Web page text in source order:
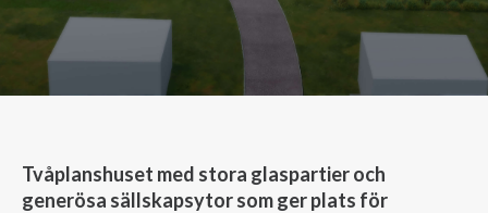
Tvåplanshuset med stora glaspartier och
generösa sällskapsytor som ger plats för